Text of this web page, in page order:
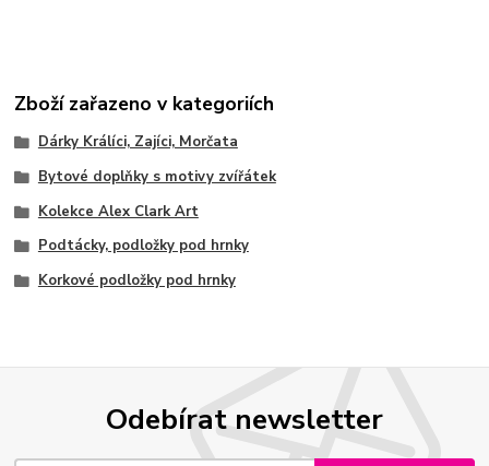
Zboží zařazeno v kategoriích
Dárky Králíci, Zajíci, Morčata
Bytové doplňky s motivy zvířátek
Kolekce Alex Clark Art
Podtácky, podložky pod hrnky
Korkové podložky pod hrnky
Odebírat newsletter